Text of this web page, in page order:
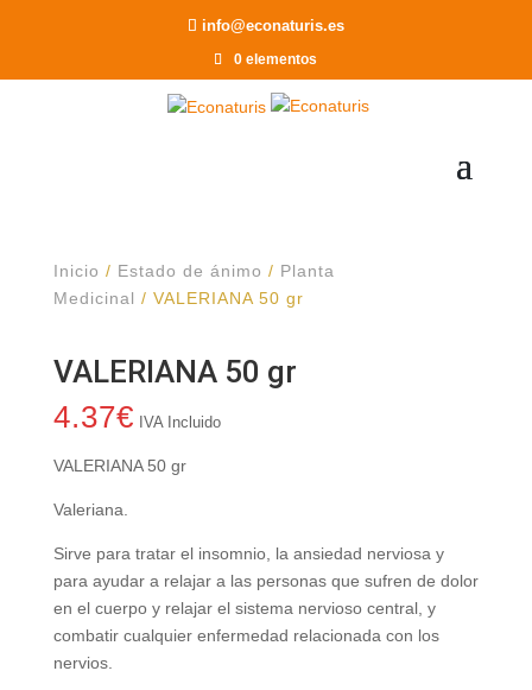
info@econaturis.es
0 elementos
Inicio / Estado de ánimo / Planta
Medicinal / VALERIANA 50 gr
VALERIANA 50 gr
4.37€ IVA Incluido
VALERIANA 50 gr
Valeriana.
Sirve para tratar el insomnio, la ansiedad nerviosa y
para ayudar a relajar a las personas que sufren de dolor
en el cuerpo y relajar el sistema nervioso central, y
combatir cualquier enfermedad relacionada con los
nervios.